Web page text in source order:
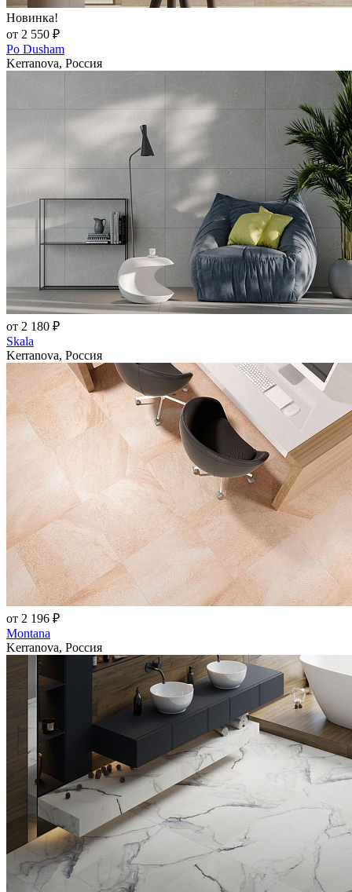
Новинка!
от 2 550 ₽
Po Dusham
Kerranova, Россия
от 2 180 ₽
Skala
Kerranova, Россия
от 2 196 ₽
Montana
Kerranova, Россия